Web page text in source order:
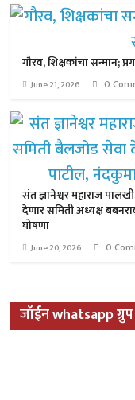
गौरव, शिक्षकांचा सन्मान;
June 21, 2026 0
संत ज्ञानेश्वर महाराज
देणार समिती अध्यक्ष
घोषणा
June 20, 2026 0
जॉईन whatsapp ग्रुप